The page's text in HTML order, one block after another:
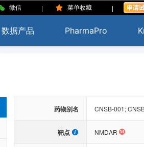
微信 | 菜单收藏 |
数据产品 PharmaPro
药物别名 CNSB-001;
靶点 NMDAR